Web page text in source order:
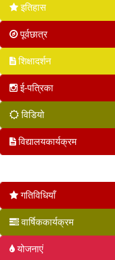
इतिहास
पूर्वछात्र
शिक्षादर्शन
ई-पत्रिका
विडियो
विद्यालयकार्यक्रम
गतिविधियाँ
वार्षिककार्यक्रम
योजनाएं